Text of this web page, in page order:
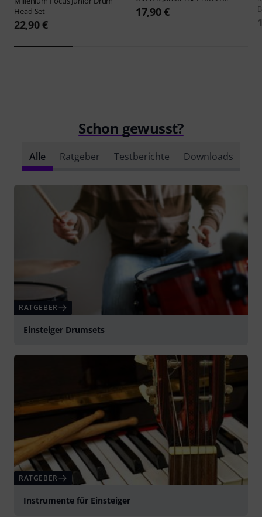
Head Set
22,90 €
17,90 €
Schon gewusst?
Alle Ratgeber Testberichte Downloads
RATGEBER
Einsteiger Drumsets
RATGEBER
Instrumente für Einsteiger